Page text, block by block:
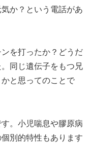
か？という電話があ
を打ったか？どうだ
同じ遺伝子をもつ兄
と思ってのことで
。小児喘息や膠原病
別的特性もあります